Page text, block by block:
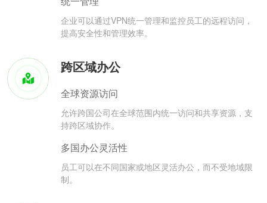
企业可以通过VPN统一管理和监控员工的远程访问，
提高安全性和管理效率。
跨区域办公
全球资源访问
允许跨国公司在全球范围内统一访问和共享资源，支
持跨区域协作。
多国办公灵活性
员工可以在不同国家或地区灵活办公，而不受地域限
制。